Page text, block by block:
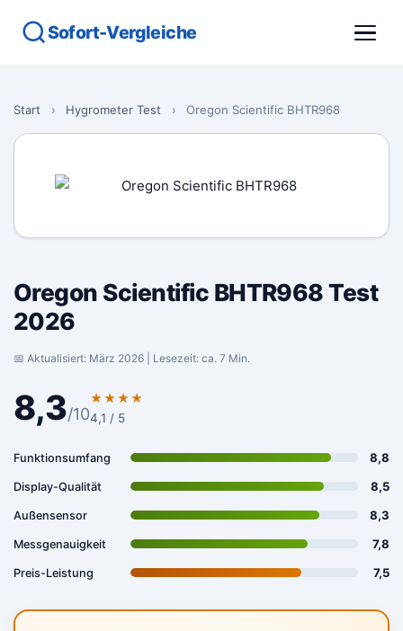
Sofort-Vergleiche
Start › Hygrometer Test › Oregon Scientific BHTR968
Oregon Scientific BHTR968 Test
2026
📅 Aktualisiert: März 2026 | Lesezeit: ca. 7 Min.
8,3/10
★★★★
4,1 / 5
Funktionsumfang 8,8
Display-Qualität 8,5
Außensensor 8,3
Messgenauigkeit 7,8
Preis-Leistung 7,5